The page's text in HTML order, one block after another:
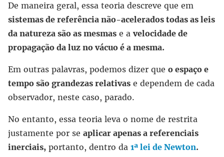
De maneira geral, essa teoria descreve que em
sistemas de referência não-acelerados todas as leis
da natureza são as mesmas e avelocidade de
propagação da luz no vácuo é a mesma.
Em outras palavras, podemos dizer que o espaço e
tempo são grandezas relativas e dependem de cada
observador, neste caso, parado.
No entanto, essa teoria leva o nome de restrita
justamente por se aplicar apenas a referenciais
inerciais, portanto, dentro da 1ª lei de Newton.